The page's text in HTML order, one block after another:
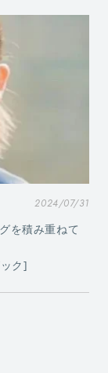
2024/07/31
を積み重ねて
ク]